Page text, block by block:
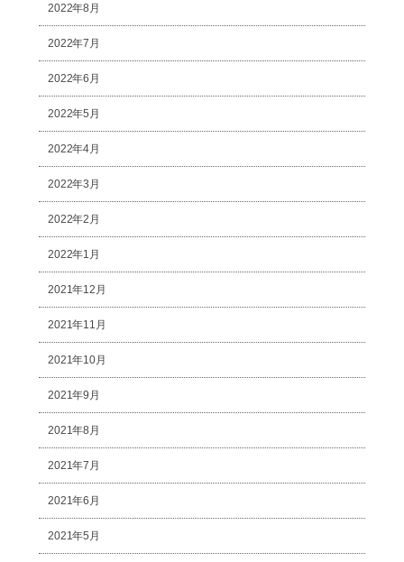
2022年8月
2022年7月
2022年6月
2022年5月
2022年4月
2022年3月
2022年2月
2022年1月
2021年12月
2021年11月
2021年10月
2021年9月
2021年8月
2021年7月
2021年6月
2021年5月